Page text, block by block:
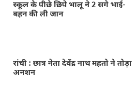
स्कूल के पीछे छिपे भालू ने 2 सगे भाई-
बहन की ली जान
रांची : छात्र नेता देवेंद्र नाथ महतो ने तोड़ा
अनशन